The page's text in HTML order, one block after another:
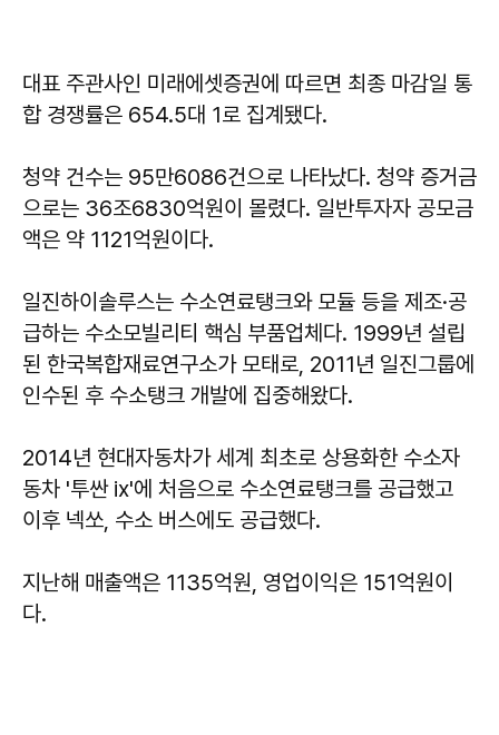
대표 주관사인 미래에셋증권에 따르면 최종 마감일 통
합 경쟁률은 654.5대 1로 집계됐다.
청약 건수는 95만6086건으로 나타났다. 청약 증거금
으로는 36조6830억원이 몰렸다. 일반투자자 공모금
액은 약 1121억원이다.
일진하이솔루스는 수소연료탱크와 모듈 등을 제조·공
급하는 수소모빌리티 핵심 부품업체다. 1999년 설립
된 한국복합재료연구소가 모태로, 2011년 일진그룹에
인수된 후 수소탱크 개발에 집중해왔다.
2014년 현대자동차가 세계 최초로 상용화한 수소자
동차 '투싼 ix'에 처음으로 수소연료탱크를 공급했고
이후 넥쏘, 수소 버스에도 공급했다.
지난해 매출액은 1135억원, 영업이익은 151억원이
다.